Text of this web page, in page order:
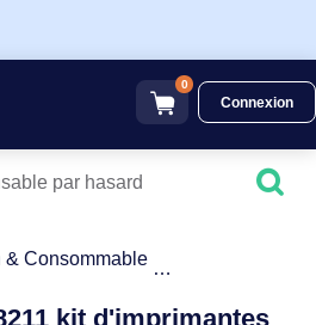
0
Connexion
& Consommable
kit d'imprimantes